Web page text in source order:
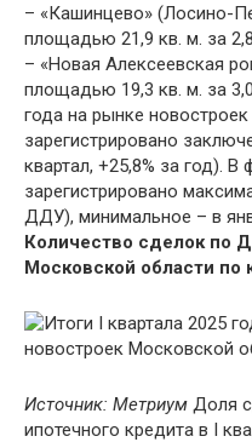
– «Кашинцево» (Лосино-
площадью 21,9 кв. м. за
– «Новая Алексеевская
площадью 19,3 кв. м. за
года на рынке
зарегистрировано
квартал, +25,8% за год).
зарегистрировано
ДДУ), минимальное – в
Количество сделок по
Московской области по
Источник: Метриум Доля
ипотечного кредита в I